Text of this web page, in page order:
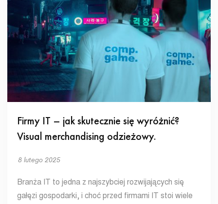
Firmy IT – jak skutecznie się wyróżnić?
Visual merchandising odzieżowy.
8 lutego 2025
Branża IT to jedna z najszybciej rozwijających się
gałęzi gospodarki, i choć przed firmami IT stoi wiele